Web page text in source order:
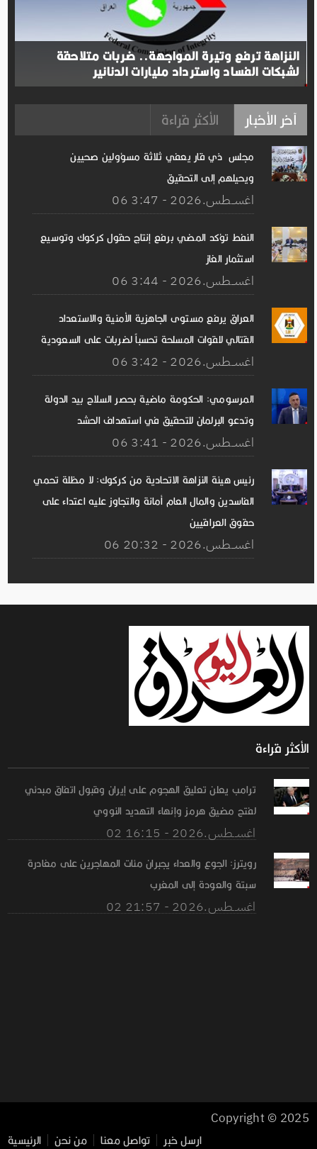
النزاهة ترفع وتيرة المواجهة.. ضربات متلاحقة
لشبكات الفساد واسترداد مليارات الدنانير
آخر الأخبار الأكثر قراءة
مجلس ذي قار يعفي ثلاثة مسؤولين صحيين
ويحيلهم إلى التحقيق
06 اغســطس.2026 - 3:47
النفط تؤكد المضي برفع إنتاج حقول كركوك وتوسيع
استثمار الغاز
06 اغســطس.2026 - 3:44
العراق يرفع مستوى الجاهزية الأمنية والاستعداد
القتالي للقوات المسلحة تحسباً لضربات على السعودية
06 اغســطس.2026 - 3:42
المرسومي: الحكومة ماضية بحصر السلاح بيد الدولة
وتدعو البرلمان للتحقيق في استهداف الحشد
06 اغســطس.2026 - 3:41
رئيس هيئة النزاهة الاتحادية من كركوك: لا مظلة تحمي
الفاسدين والمال العام أمانة والتجاوز عليه اعتداء على
حقوق العراقيين
06 اغســطس.2026 - 20:32
الأكثر قراءة
ترامب يعلن تعليق الهجوم على إيران وقبول اتفاق مبدئي
لفتح مضيق هرمز وإنهاء التهديد النووي
02 اغســطس.2026 - 16:15
رويترز: الجوع والعداء يجبران مئات المهاجرين على مغادرة
سبتة والعودة إلى المغرب
02 اغســطس.2026 - 21:57
Copyright © 2025
الرئيسية من نحن تواصل معنا ارسل خبر